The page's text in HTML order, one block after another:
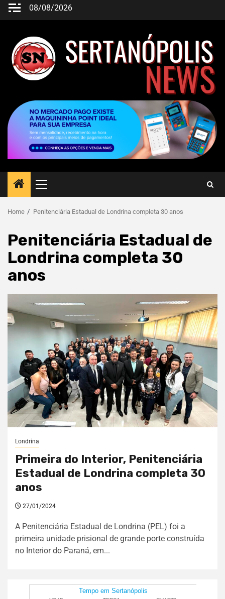
08/08/2026
Home Penitenciária Estadual de Londrina completa 30 anos
Penitenciária Estadual de
Londrina completa 30
anos
Londrina
Primeira do Interior, Penitenciária
Estadual de Londrina completa 30
anos
27/01/2024
A Penitenciária Estadual de Londrina (PEL) foi a
primeira unidade prisional de grande porte construída
no Interior do Paraná, em...